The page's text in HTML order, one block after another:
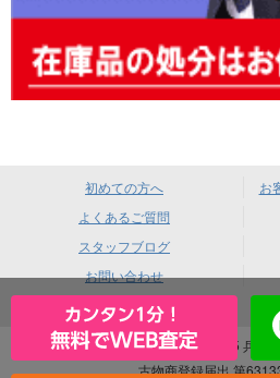
初めての方へ
お
よくあるご質問
スタッフブログ
お問い合わせ
売買コムズ 〒660-0085 兵庫
古物商登録届出 第